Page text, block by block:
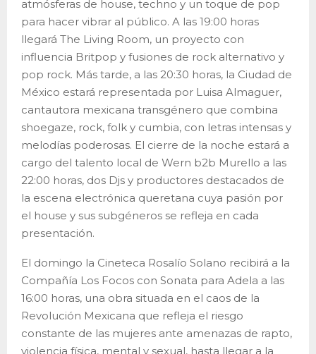
atmósferas de house, techno y un toque de pop
para hacer vibrar al público. A las 19:00 horas
llegará The Living Room, un proyecto con
influencia Britpop y fusiones de rock alternativo y
pop rock. Más tarde, a las 20:30 horas, la Ciudad de
México estará representada por Luisa Almaguer,
cantautora mexicana transgénero que combina
shoegaze, rock, folk y cumbia, con letras intensas y
melodías poderosas. El cierre de la noche estará a
cargo del talento local de Wern b2b Murello a las
22:00 horas, dos Djs y productores destacados de
la escena electrónica queretana cuya pasión por
el house y sus subgéneros se refleja en cada
presentación.
El domingo la Cineteca Rosalío Solano recibirá a la
Compañía Los Focos con Sonata para Adela a las
16:00 horas, una obra situada en el caos de la
Revolución Mexicana que refleja el riesgo
constante de las mujeres ante amenazas de rapto,
violencia física, mental y sexual, hasta llegar a la